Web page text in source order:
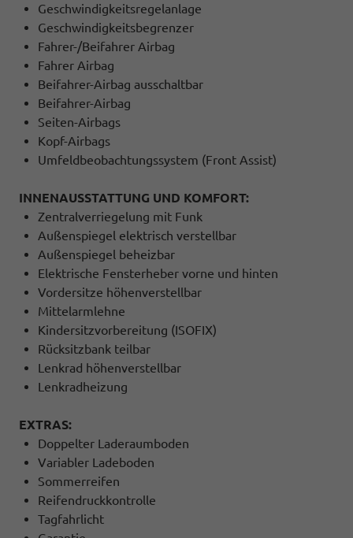
Geschwindigkeitsregelanlage
Geschwindigkeitsbegrenzer
Fahrer-/Beifahrer Airbag
Fahrer Airbag
Beifahrer-Airbag ausschaltbar
Beifahrer-Airbag
Seiten-Airbags
Kopf-Airbags
Umfeldbeobachtungssystem (Front Assist)
INNENAUSSTATTUNG UND KOMFORT:
Zentralverriegelung mit Funk
Außenspiegel elektrisch verstellbar
Außenspiegel beheizbar
Elektrische Fensterheber vorne und hinten
Vordersitze höhenverstellbar
Mittelarmlehne
Kindersitzvorbereitung (ISOFIX)
Rücksitzbank teilbar
Lenkrad höhenverstellbar
Lenkradheizung
EXTRAS:
Doppelter Laderaumboden
Variabler Ladeboden
Sommerreifen
Reifendruckkontrolle
Tagfahrlicht